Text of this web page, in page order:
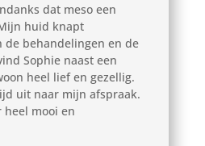
dat meso een
huid knapt
de behandelingen en de
Sophie naast een
heel lief en gezellig.
uit naar mijn afspraak.
heel mooi en